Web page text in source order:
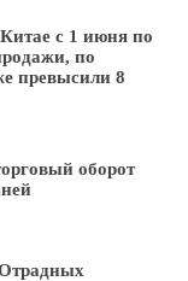
с 1 июня по
по
превысили 8
оборот